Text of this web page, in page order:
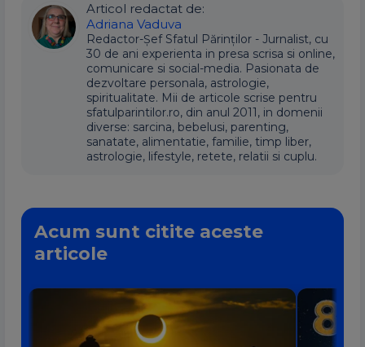
Articol redactat de:
Adriana Vaduva
Redactor-Șef Sfatul Părinților - Jurnalist, cu
30 de ani experienta in presa scrisa si online,
comunicare si social-media. Pasionata de
dezvoltare personala, astrologie,
spiritualitate. Mii de articole scrise pentru
sfatulparintilor.ro, din anul 2011, in domenii
diverse: sarcina, bebelusi, parenting,
sanatate, alimentatie, familie, timp liber,
astrologie, lifestyle, retete, relatii si cuplu.
Acum sunt citite aceste
articole